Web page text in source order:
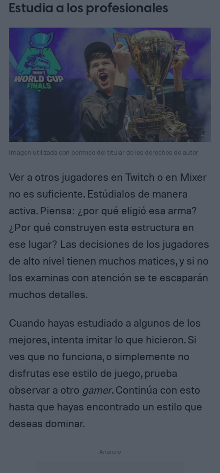
Estudia a los profesionales
Imagen utilizada con permiso del titular de los derechos de autor
Ver a otros jugadores en Twitch o en Mixer
no es suficiente. Estúdialos de manera
activa. Piensa: ¿por qué eligió esa arma?
¿Por qué construyen esta estructura en
ese lugar? Las decisiones de los jugadores
de alto nivel tienen muchos matices, y si no
los examinas con atención se te escaparán
muchos detalles.
Cuando hayas estudiado a algunos de los
mejores, intenta imitar lo que hicieron. Si
ves que no funciona, o simplemente no
disfrutas ese estilo de juego, prueba
observar a otro gamer. Continúa con esto
hasta que hayas encontrado un estilo que
deseas dominar.